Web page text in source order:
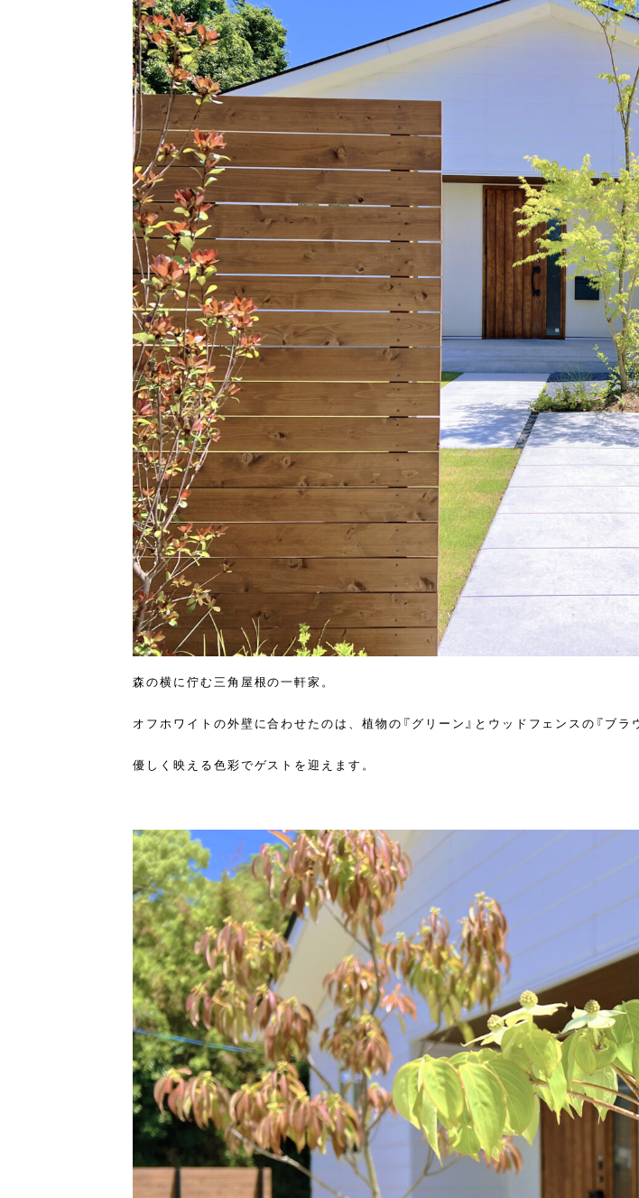
森の横に佇む三角屋根の一軒家。
オフホワイトの外壁に合わせたのは、植物の『グリーン』とウッドフェンスの『ブラウ
優しく映える色彩でゲストを迎えます。